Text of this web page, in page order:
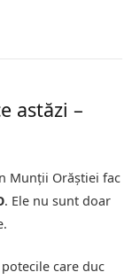
astăzi –
Munții Orăștiei fac
. Ele nu sunt doar
care duc